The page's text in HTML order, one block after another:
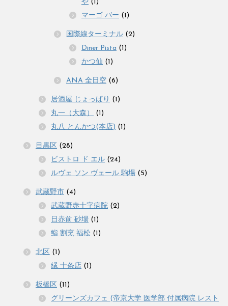
や (1)
マーゴ バー (1)
国際線ターミナル (2)
Diner Pista (1)
かつ仙 (1)
ANA 全日空 (6)
居酒屋 じょっぱり (1)
丸一（大森）
(1)
丸八 とんかつ(本店) (1)
目黒区 (28)
ビストロ ド エル (24)
ルヴェ ソン ヴェール 駒場 (5)
武蔵野市 (4)
武蔵野赤十字病院 (2)
日赤前 砂場 (1)
鮨 割烹 福松 (1)
北区 (1)
縁 十条店 (1)
板橋区 (11)
グリーンズカフェ (帝京大学 医学部 付属病院 レスト